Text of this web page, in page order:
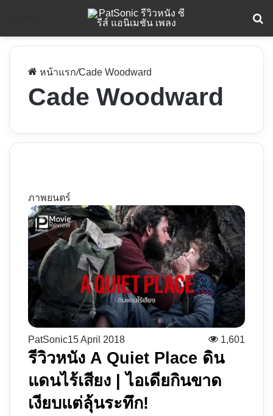
หน้าแรก/Cade Woodward
Cade Woodward
ภาพยนตร์
PatSonic15 April 2018 1,601
รีวิวหนัง A Quiet Place ดิน
แดนไร้เสียง | ไอเดียกินขาด
เงียบแต่ลุ้นระทึก!